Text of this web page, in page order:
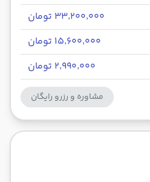
۳۳٬۲۰۰٬۰۰۰ تومان
۱۵٬۶۰۰٬۰۰۰ تومان
۲٬۹۹۰٬۰۰۰ تومان
مشاوره و رزرو رایگان